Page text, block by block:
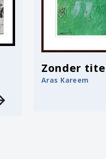
Zonder
Aras Kareem